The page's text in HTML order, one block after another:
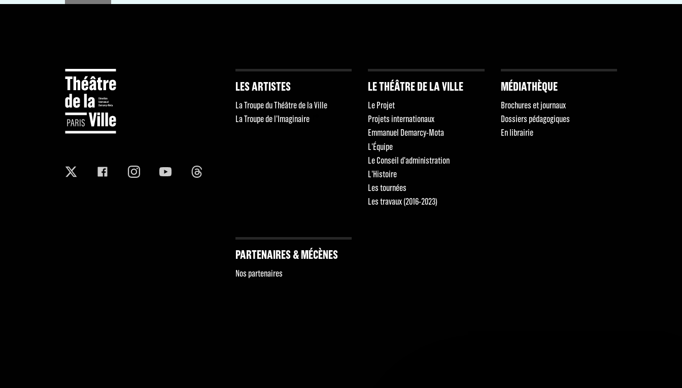
LES ARTISTES
La Troupe du Théâtre de la Ville
La Troupe de l'Imaginaire
LE THÉÂTRE DE LA VILLE
Le Projet
Projets internationaux
Emmanuel Demarcy-Mota
L'Équipe
Le Conseil d'administration
L'Histoire
Les tournées
Les travaux (2016-2023)
MÉDIATHÈQUE
Brochures et journaux
Dossiers pédagogiques
En librairie
PARTENAIRES & MÉCÈNES
Nos partenaires